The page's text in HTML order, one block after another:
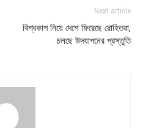
Next article
বিশ্বকাপ নিয়ে দেশে ফিরেছে রোহিতরা,
চলছে উদযাপনের প্রস্তুতি